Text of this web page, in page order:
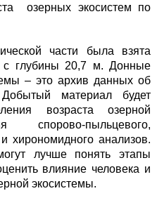
озерных экосистем по
части была взята
с глубины 20,7 м. Донные
– это архив данных об
материал будет
возраста озерной
спорово-пыльцевого,
хирономидного анализов.
лучше понять этапы
влияние человека и
экосистемы.